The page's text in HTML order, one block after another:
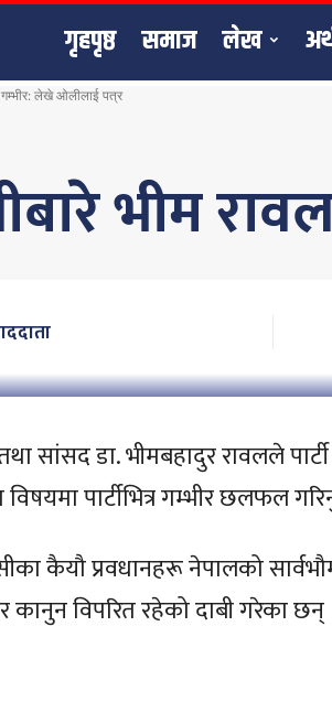
गृहपृष्ठ समाज लेख
गम्भीर: लेखे ओलीलाई पत्र
भीम
सांसद डा. भीमबहादुर रावलले
पार्टीभित्र गम्भीर छलफल
कैयौ प्रवधानहरू नेपालको
कानुन विपरित रहेको दाबी गरेका